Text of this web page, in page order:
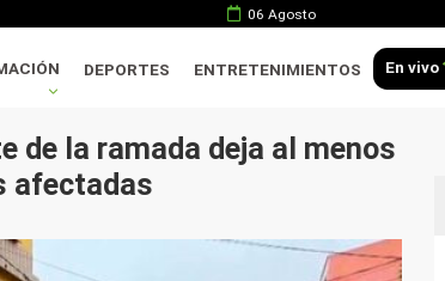
06 Agosto
DEPORTES ENTRETENIMIENTOS En vivo
de la ramada deja al menos
afectadas